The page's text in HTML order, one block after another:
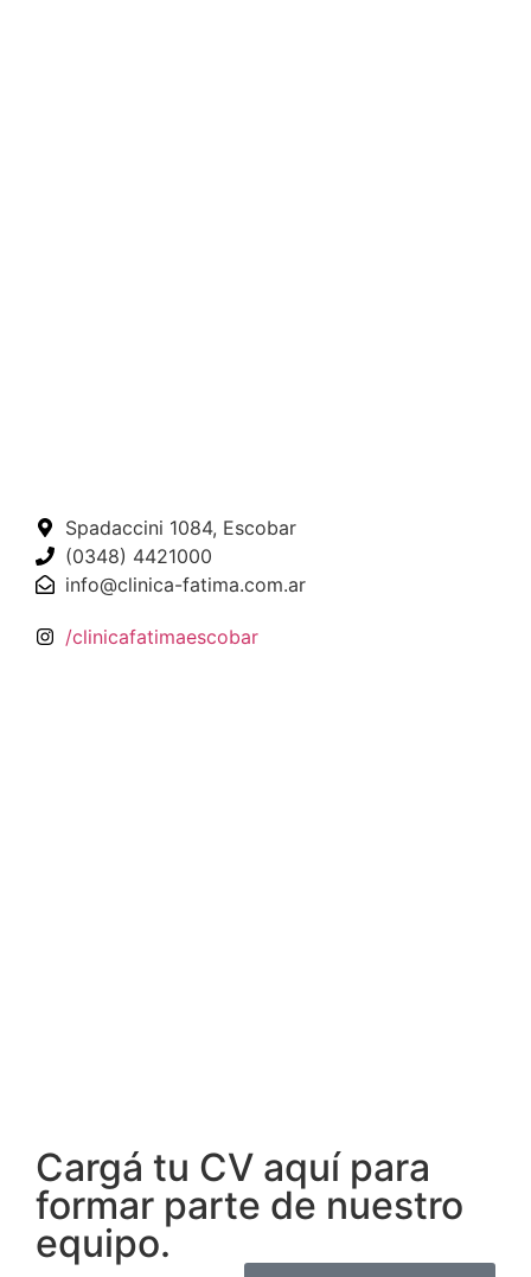
Spadaccini 1084, Escobar
(0348) 4421000
info@clinica-fatima.com.ar
/clinicafatimaescobar
Cargá tu CV aquí para
formar parte de nuestro
equipo.